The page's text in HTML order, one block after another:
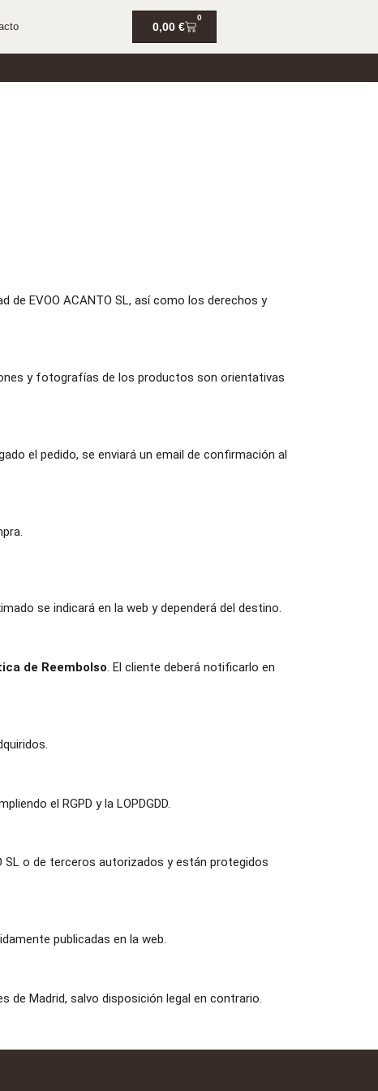
0,00 €
0
de EVOO ACANTO SL, así como los derechos y
y fotografías de los productos son orientativas
el pedido, se enviará un email de confirmación al
se indicará en la web y dependerá del destino.
de Reembolso. El cliente deberá notificarlo en
el RGPD y la LOPDGDD.
SL o de terceros autorizados y están protegidos
publicadas en la web.
de Madrid, salvo disposición legal en contrario.